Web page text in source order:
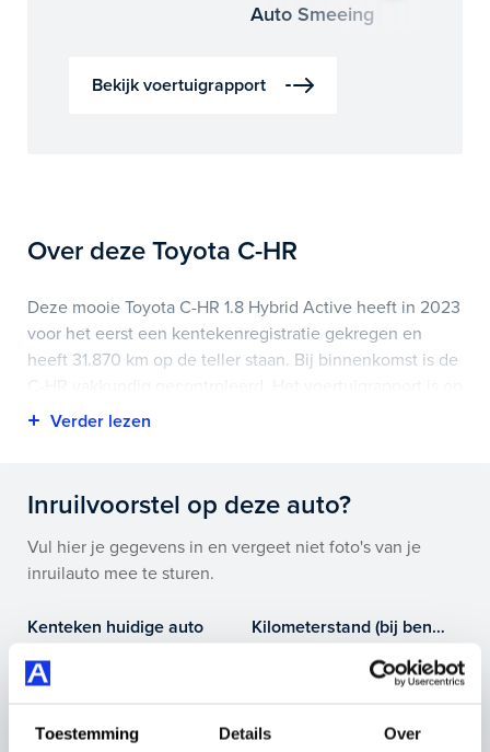
Toestemming Details Over
Auto Smeeing
Bekijk voertuigrapport
Over deze Toyota C-HR
Deze mooie Toyota C-HR 1.8 Hybrid Active heeft in 2023
voor het eerst een kentekenregistratie gekregen en
heeft 31.870 km op de teller staan. Bij binnenkomst is de
deze pagina bij onderhoud en historie te downloaden.
achteruitrijcamera, airco (automatisch), apple
carplay/android auto en nog veel meer.
Je koopt hem voor € 23.695,- maar je kan deze Toyota
direct online.
Inruilvoorstel op deze auto?
Vul hier je gegevens in en vergeet niet foto's van je
inruilauto mee te sturen.
Kenteken huidige auto Kilometerstand (bij benadering)